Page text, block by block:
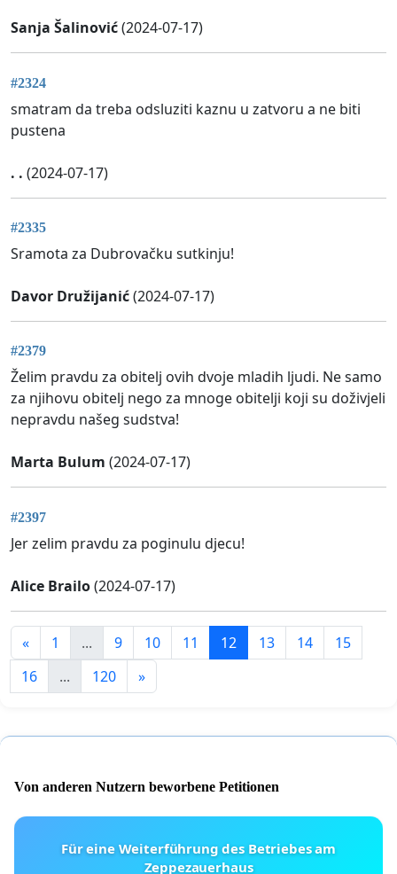
Sanja Šalinović(2024-07-17)
#2324
smatram da treba odsluziti kaznu u zatvoru a ne biti
pustena
. . (2024-07-17)
#2335
Sramota za Dubrovačku sutkinju!
Davor Družijanić(2024-07-17)
#2379
Želim pravdu za obitelj ovih dvoje mladih ljudi. Ne samo
za njihovu obitelj nego za mnoge obitelji koji su doživjeli
nepravdu našeg sudstva!
Marta Bulum (2024-07-17)
#2397
Jer zelim pravdu za poginulu djecu!
Alice Brailo(2024-07-17)
« 1 ... 9 10 11 12 13 14
15
16
... 120 »
Von anderen Nutzern beworbene Petitionen
Für eine Weiterführung des Betriebes am
Zeppezauerhaus